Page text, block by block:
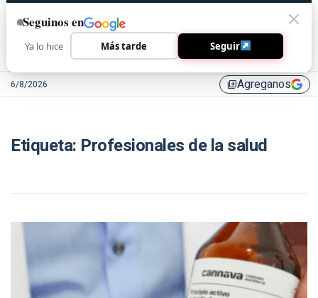
6/8/2026 library_addAgreganos
Etiqueta: Profesionales de la salud
Seguinos en
Ya lo hice Más tarde Seguir